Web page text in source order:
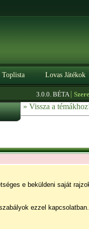
Toplista Lovas Játékok
3.0.0. BÉTA |Szerezz
» Vissza a
e beküldeni saját
ezzel kapcsolatban.